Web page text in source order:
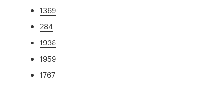
1369
284
1938
1959
1767